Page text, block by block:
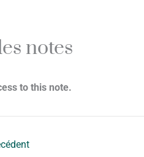
notes
to this note.